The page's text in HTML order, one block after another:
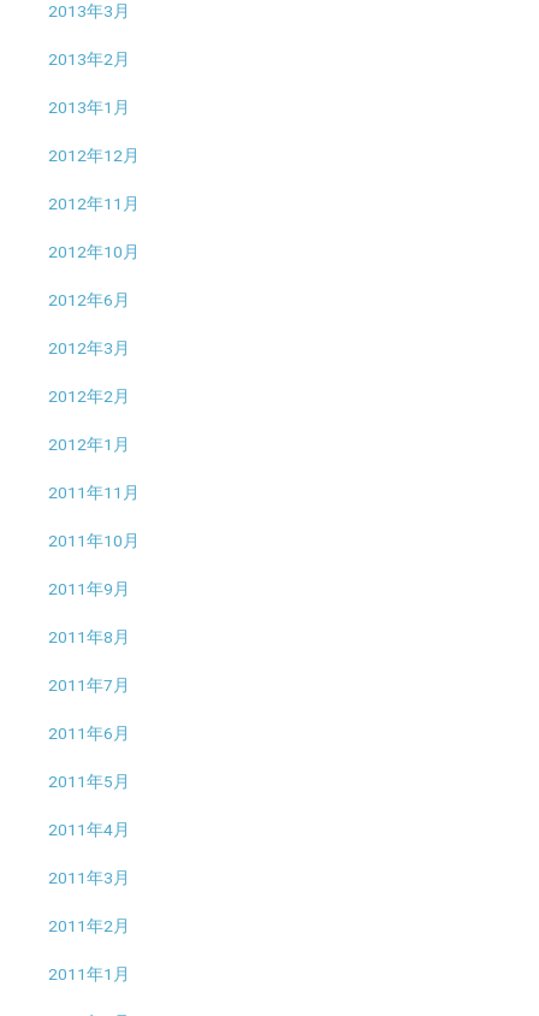
2013年3月
2013年2月
2013年1月
2012年12月
2012年11月
2012年10月
2012年6月
2012年3月
2012年2月
2012年1月
2011年11月
2011年10月
2011年9月
2011年8月
2011年7月
2011年6月
2011年5月
2011年4月
2011年3月
2011年2月
2011年1月